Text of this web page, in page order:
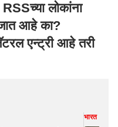
लोकांना
आहे का?
एन्ट्री आहे तरी
भारत